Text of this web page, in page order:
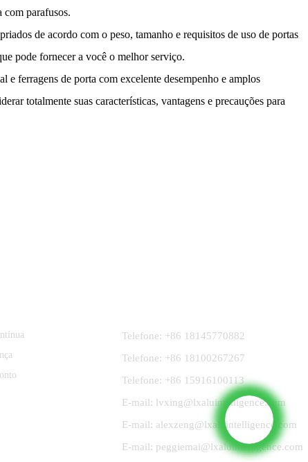
parafusos.
de acordo com o peso, tamanho e requisitos de uso de portas
pode fornecer a você o melhor serviço.
e ferragens de porta com excelente desempenho e amplos
totalmente suas características, vantagens e precauções para
Telefone: +86 18145770882
Telefone: +86 18100267267
Telefone: +86 15916100113
E-mail: lvxing@lxaluintelligence.com
E-mail: alexzeng@lxaluintelligence.com
E-mail: peggiemai@lxaluintelligence.com